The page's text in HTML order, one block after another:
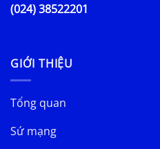
(024) 38522201
GIỚI THIỆU
Tổng quan
Sứ mạng